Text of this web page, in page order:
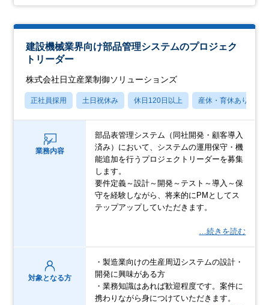
建設機械業界向け部品管理システムのプロジェク
トリーダー
株式会社日立産業制御ソリューションズ
正社員採用 土日祝休み 休日120日以上 産休・育休あり
業務内容
部品表管理システム（同社開発・顧客導入
済み）において、システムの運用保守・機
能追加を行うプロジェクトリーダーを募集
します。
要件定義～設計～開発～テスト～導入～保
守を経験しながら、将来的にPMとしてス
テップアップしていただきます。
…続きを読む
対象となる方
・製造業向けの生産周辺システムの設計・
開発に興味がある方
・業務知識はあれば歓迎程度です。案件に
携わりながら身につけていただきます。